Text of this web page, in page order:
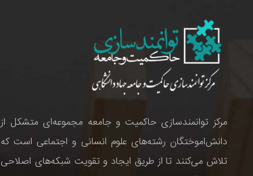
مرکز توانمندسازی حاکمیت و جامعه مجموعه‌ای متشکل از
دانش‌اموختگان رشته‌های علوم انسانی و اجتماعی است که
تلاش می‌کنند تا از طریق ایجاد و تقویت شبکه‌های اصلاحی